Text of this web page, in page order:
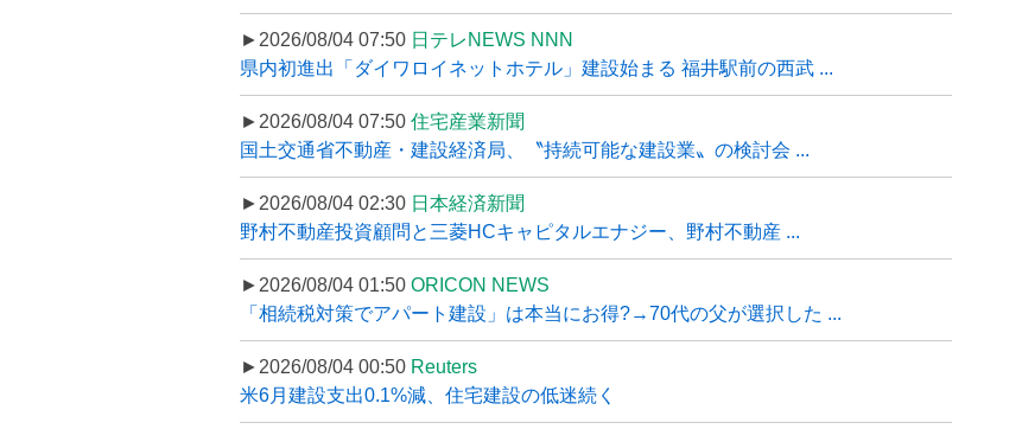
►2026/08/04 07:50 日テレNEWS NNN
県内初進出「ダイワロイネットホテル」建設始まる 福井駅前の西武 ...
►2026/08/04 07:50 住宅産業新聞
国土交通省不動産・建設経済局、〝持続可能な建設業〟の検討会 ...
►2026/08/04 02:30 日本経済新聞
野村不動産投資顧問と三菱HCキャピタルエナジー、野村不動産 ...
►2026/08/04 01:50 ORICON NEWS
「相続税対策でアパート建設」は本当にお得?→70代の父が選択した ...
►2026/08/04 00:50 Reuters
米6月建設支出0.1%減、住宅建設の低迷続く